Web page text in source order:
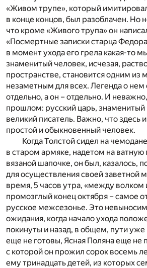
«Живом трупе», который
в конце концов, был разоблачен. Но
что кроме «Живого трупа» он
«Посмертные записки старца
в момент ухода его грела какая-то
знаменитый человек, исчезая,
пространстве, становится одним из
незаметным для всех. Легенда о
отдельно, а он – отдельно. И
прошлом: русский царь, знаменитый
великий писатель. Важно, что здесь
простой и обыкновенный человек.
Когда Толстой сидел на
в старом армяке, надетом на ватную
вязаной шапочке, он был, казалось,
для осуществления своей заветной
время, 5 часов утра, «между волком
промозглый конец октября – самое
русское межсезонье. Это
ожидания, когда начало ухода
покинуты и назад, в общем, пути
еще не готовы, Ясная Поляна еще не
с которой он прожил сорок восемь
ему тринадцать детей, из которых